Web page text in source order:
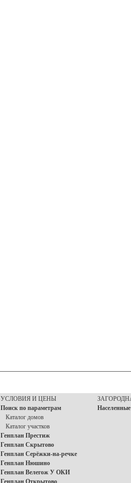
УСЛОВИЯ И ЦЕНЫ
Поиск по параметрам
Каталог домов
Каталог участков
Генплан Престиж
Генплан Скрытово
Генплан Серёжки-на-речке
Генплан Нюшино
Генплан Велегож У ОКИ
Генплан Открытово